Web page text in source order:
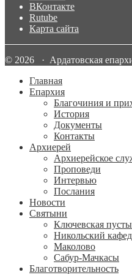
ВКонтакте
Rutube
Карта сайта
© 2026 · Ардатовская
Главная
Епархия
Благочиния и
История
Документы
Контакты
Архиерей
Архиерейское
Проповеди
Интервью
Послания
Новости
Святыни
Ключевская
Никольский
Маколово
Сабур-Мачкасы
Благотворительность